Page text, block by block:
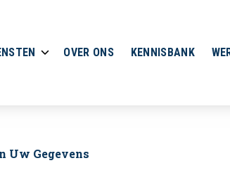
OVER ONS KENNISBANK
Uw Gegevens